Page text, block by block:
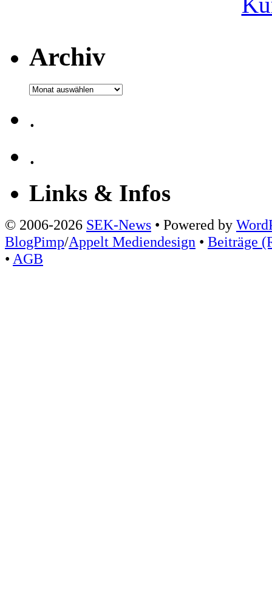
Archiv
Archiv
.
.
Links & Infos
© 2006-2026 SEK-News • Powered by
BlogPimp/Appelt Mediendesign • Beiträge
• AGB